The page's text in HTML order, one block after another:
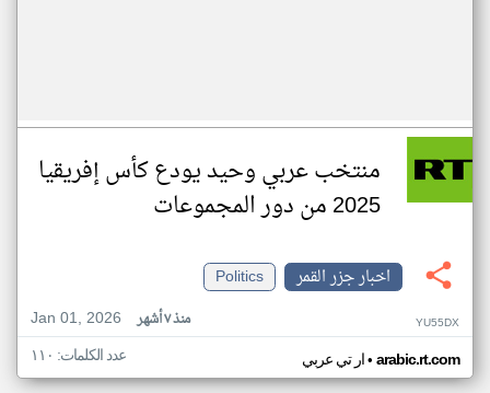
منتخب عربي وحيد يودع كأس إفريقيا
2025 من دور المجموعات
اخبار جزر القمر
Politics
Jan 01, 2026
منذ ٧ أشهر YU55DX
ار تي عربي• arabic.rt.com عدد الكلمات: ١١٠